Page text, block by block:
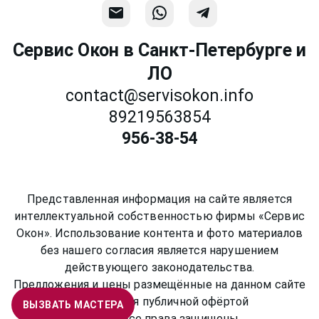
ВЫЗВАТЬ МАСТЕРА
Сервис Окон в Санкт-Петербурге и
ЛО
contact@servisokon.info
89219563854
956-38-54
Представленная информация на сайте является
интеллектуальной собственностью фирмы «Сервис
Окон». Использование контента и фото материалов
без нашего согласия является нарушением
действующего законодательства.
Предложения и цены размещённые на данном сайте
не являются публичной офёртой